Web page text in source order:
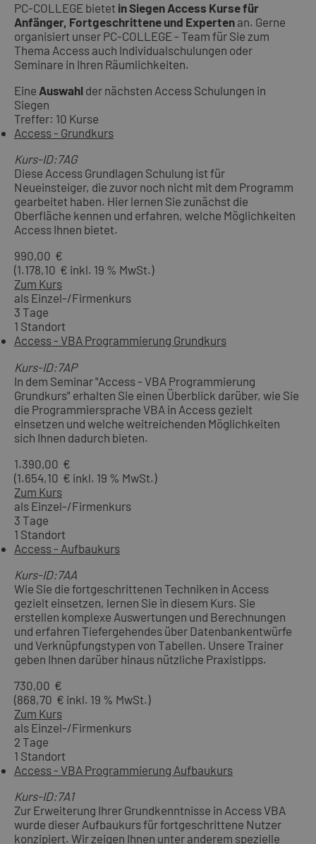
PC-COLLEGE bietet in Siegen Access Kurse für
Anfänger, Fortgeschrittene und Experten an. Gerne
organisiert unser PC-COLLEGE - Team für Sie zum
Thema Access auch Individualschulungen oder
Seminare in Ihren Räumlichkeiten.
Eine Auswahl der nächsten Access Schulungen in
Siegen
Treffer: 10 Kurse
Access - Grundkurs
Kurs-ID:7AG
Diese Access Grundlagen Schulung ist für
Neueinsteiger, die zuvor noch nicht mit dem Programm
gearbeitet haben. Hier lernen Sie zunächst die
Oberfläche kennen und erfahren, welche Möglichkeiten
Access Ihnen bietet.
990,00 €
(1.178,10 € inkl. 19 % MwSt.)
Zum Kurs
als Einzel-/Firmenkurs
3 Tage
1 Standort
Access - VBA Programmierung Grundkurs
Kurs-ID:7AP
In dem Seminar "Access - VBA Programmierung
Grundkurs" erhalten Sie einen Überblick darüber, wie Sie
die Programmiersprache VBA in Access gezielt
einsetzen und welche weitreichenden Möglichkeiten
sich Ihnen dadurch bieten.
1.390,00 €
(1.654,10 € inkl. 19 % MwSt.)
Zum Kurs
als Einzel-/Firmenkurs
3 Tage
1 Standort
Access - Aufbaukurs
Kurs-ID:7AA
Wie Sie die fortgeschrittenen Techniken in Access
gezielt einsetzen, lernen Sie in diesem Kurs. Sie
erstellen komplexe Auswertungen und Berechnungen
und erfahren Tiefergehendes über Datenbankentwürfe
und Verknüpfungstypen von Tabellen. Unsere Trainer
geben Ihnen darüber hinaus nützliche Praxistipps.
730,00 €
(868,70 € inkl. 19 % MwSt.)
Zum Kurs
als Einzel-/Firmenkurs
2 Tage
1 Standort
Access - VBA Programmierung Aufbaukurs
Kurs-ID:7A1
Zur Erweiterung Ihrer Grundkenntnisse in Access VBA
wurde dieser Aufbaukurs für fortgeschrittene Nutzer
konzipiert. Wir zeigen Ihnen unter anderem spezielle